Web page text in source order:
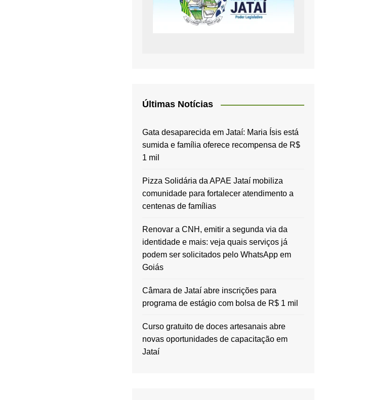
Últimas Notícias
Gata desaparecida em Jataí: Maria Ísis está
sumida e família oferece recompensa de R$
1 mil
Pizza Solidária da APAE Jataí mobiliza
comunidade para fortalecer atendimento a
centenas de famílias
Renovar a CNH, emitir a segunda via da
identidade e mais: veja quais serviços já
podem ser solicitados pelo WhatsApp em
Goiás
Câmara de Jataí abre inscrições para
programa de estágio com bolsa de R$ 1 mil
Curso gratuito de doces artesanais abre
novas oportunidades de capacitação em
Jataí